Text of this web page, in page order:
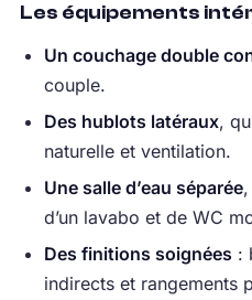
Les équipements
Un couchage double
couple.
Des hublots latéraux,
naturelle et ventilation.
Une salle d’eau séparée,
d’un lavabo et de WC
Des finitions soignées :
indirects et rangements